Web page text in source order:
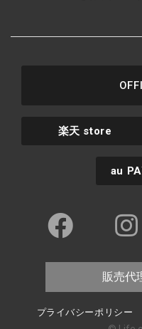
楽天 store
au
販売代
プライバシーポリシー